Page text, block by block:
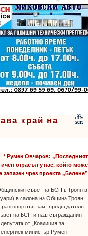
23
ЯНУ
2013
край на
* Румен Овчаров: „Последният
отрасъл у нас, който може
запазен чрез проекта „Белене”
съвет на БСП в Троян в
в салона на Община Троян
със зам.-председателя
на БСП и наш съгражданин
от „Коалиция за
министър Румен